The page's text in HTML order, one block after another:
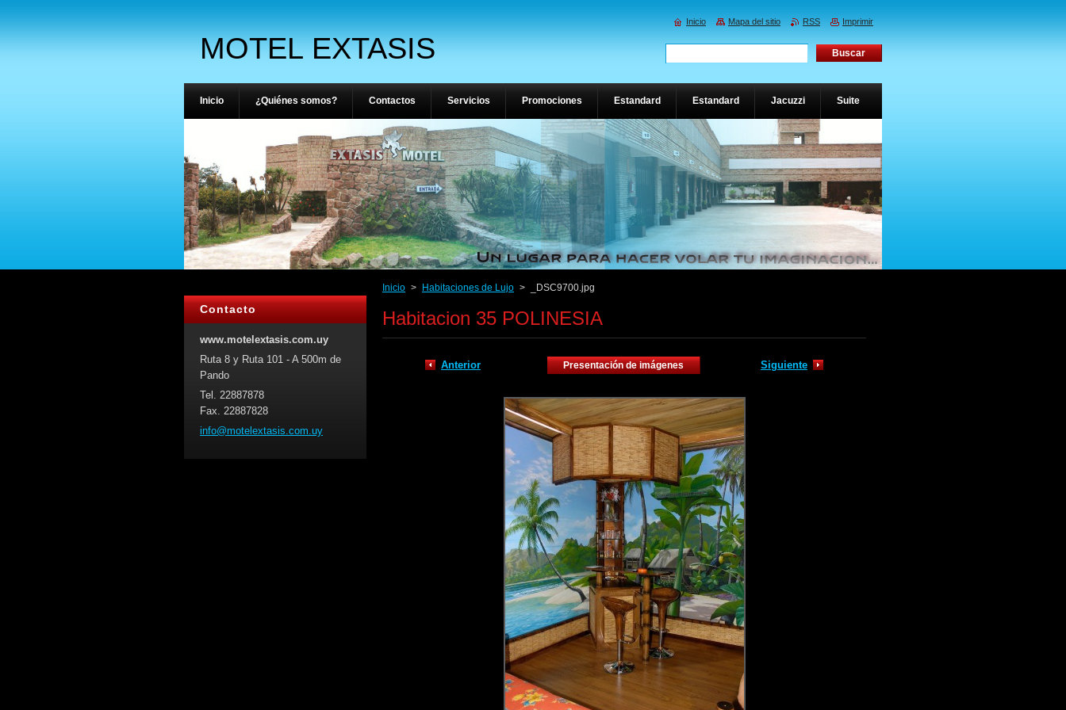
MOTEL EXTASIS
Inicio > Habitaciones de Lujo > _DSC9700.jpg
Habitacion 35 POLINESIA
Anterior Presentación de imágenes Siguiente
Contacto
www.motelextasis.com.uy
Ruta 8 y Ruta 101 - A 500m de
Pando
Tel. 22887878
Fax. 22887828
info@motelextasis.com.uy
Inicio ¿Quiénes somos? Contactos Servicios Promociones Estandard Estandard Jacuzzi Suite
Inicio Mapa del sitio RSS Imprimir